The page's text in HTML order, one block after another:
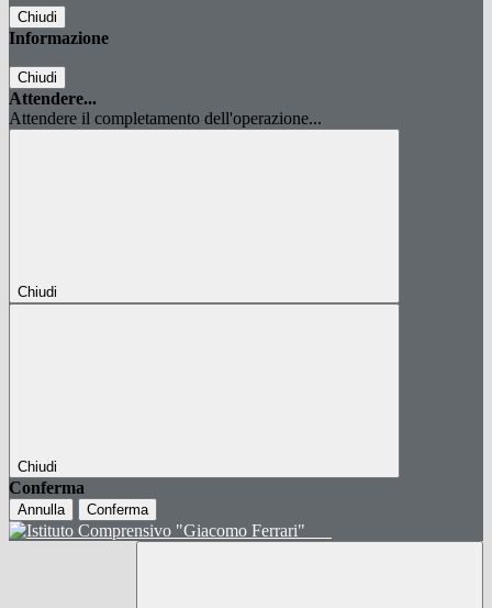
Chiudi
Informazione
Chiudi
Attendere...
Attendere il completamento dell'operazione...
Chiudi
Chiudi
Conferma
Annulla Conferma